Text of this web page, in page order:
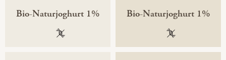
Bio-Naturjoghurt 1%
100 % gentechnikfrei
Bio-Naturjoghurt 1%
100 %